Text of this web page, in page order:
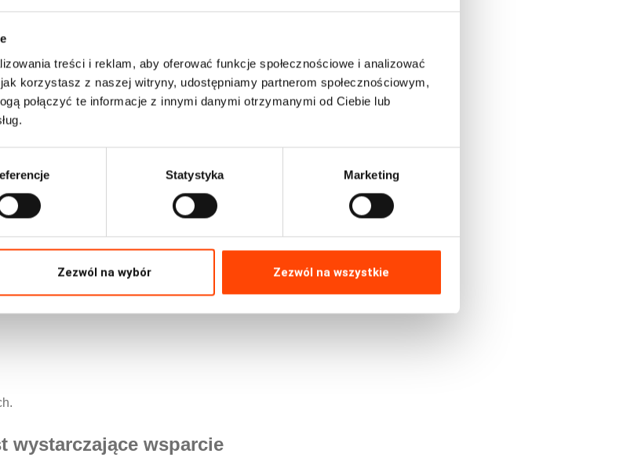
treści i reklam, aby oferować funkcje społecznościowe i analizować
korzystasz z naszej witryny, udostępniamy partnerom społecznościowym,
połączyć te informacje z innymi danymi otrzymanymi od Ciebie lub
Statystyka Marketing
Zezwól na wybór Zezwól na wszystkie
było zaledwie ok.8 tys. EV), wciąż borykamy się
upowszechnienie elektromobilności.
rozwoju rynku EV w Polsce
Zgodnie z danymi Polskiego Stowarzyszenia
ok. 6,3 tys. ogólnodostępnych punktów
stacje AC. Dla porównania w Holandii funkcjonuje
anxiety”), który w badaniach jest wymieniany jako
wystarczające wsparcie